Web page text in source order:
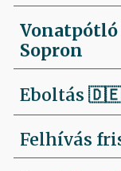
Vonatpótló
Sopron
Eboltás
Felhívás